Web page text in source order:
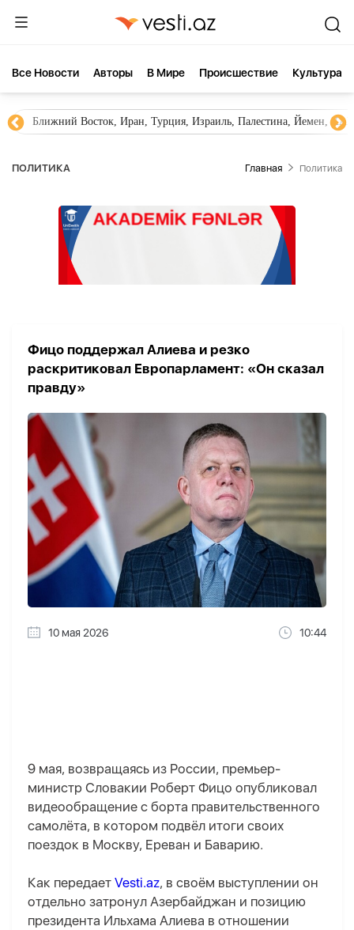
Все Новости Aвторы В Мире Происшествие Культура
Ближний Восток, Иран, Турция, Израиль, Палестина, Йемен,
ПОЛИТИКА Главная Политика
Фицо поддержал Алиева и резко
раскритиковал Европарламент: «Он сказал
правду»
10 мая 2026 10:44
9 мая, возвращаясь из России, премьер-
министр Словакии Роберт Фицо опубликовал
видеообращение с борта правительственного
самолёта, в котором подвёл итоги своих
поездок в Москву, Ереван и Баварию.
Как передает Vesti.az, в своём выступлении он
отдельно затронул Азербайджан и позицию
президента Ильхама Алиева в отношении